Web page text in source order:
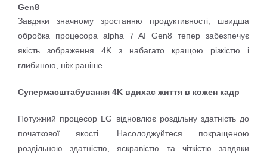
Gen8
Завдяки значному зростанню продуктивності, швидша
обробка процесора alpha 7 AI Gen8 тепер забезпечує
якість зображення 4K з набагато кращою різкістю і
глибиною, ніж раніше.
Супермасштабування 4K вдихає життя в кожен кадр
Потужний процесор LG відновлює роздільну здатність до
початкової якості. Насолоджуйтеся покращеною
роздільною здатністю, яскравістю та чіткістю завдяки